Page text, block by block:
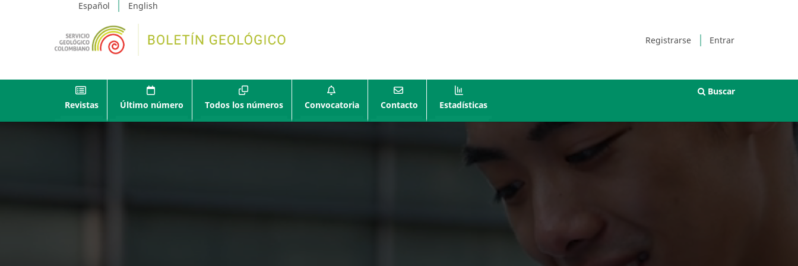
Español English
Registrarse Entrar
Revistas Último número Todos los números Convocatoria Contacto Estadísticas
Buscar